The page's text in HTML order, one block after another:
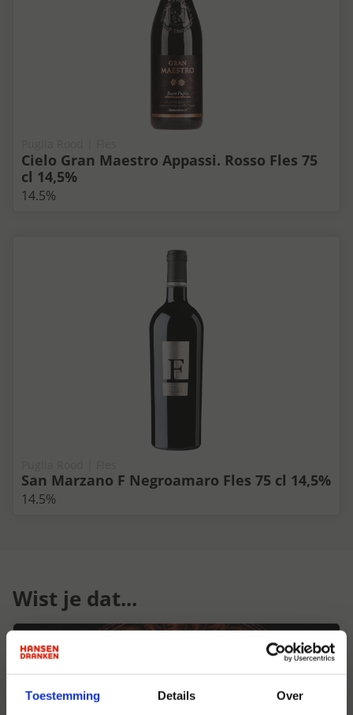
Toestemming Details Over
Cielo Gran Maestro Appassi. Rosso Fles 75
cl 14,5%
14.5%
San Marzano F Negroamaro Fles 75 cl 14,5%
14.5%
Wist je dat...